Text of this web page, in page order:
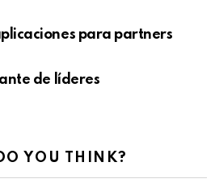
para partners
de líderes
YOU THINK?